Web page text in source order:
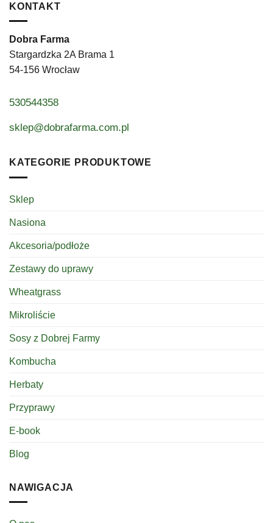
KONTAKT
Dobra Farma
Stargardzka 2A Brama 1
54-156 Wrocław
530544358
sklep@dobrafarma.com.pl
KATEGORIE PRODUKTOWE
Sklep
Nasiona
Akcesoria/podłoże
Zestawy do uprawy
Wheatgrass
Mikroliście
Sosy z Dobrej Farmy
Kombucha
Herbaty
Przyprawy
E-book
Blog
NAWIGACJA